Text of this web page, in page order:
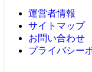
運営者情報
サイトマップ
お問い合わせ
プライバシー